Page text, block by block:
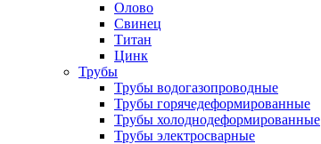
Олово
Свинец
Титан
Цинк
Трубы
Трубы водогазопроводные
Трубы горячедеформированные
Трубы холоднодеформированные
Трубы электросварные